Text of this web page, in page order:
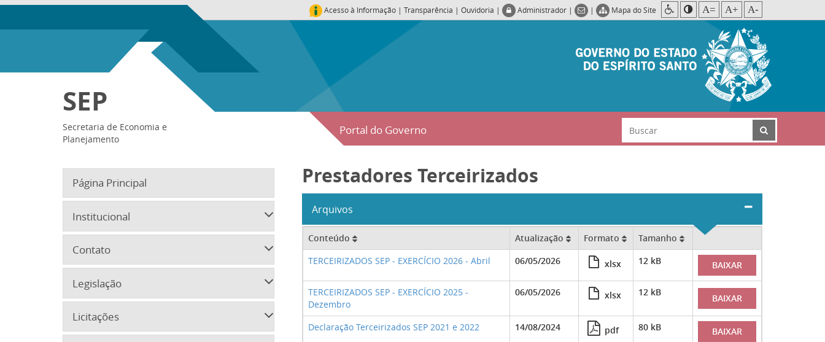
Acesso à Informação | Transparência | Ouvidoria | Administrador | | Mapa do Site A= A+ A-
Portal do Governo
SEP
Secretaria de Economia e
Planejamento
Página Principal
Institucional
Contato
Legislação
Licitações
Prestadores Terceirizados
Arquivos
Conteúdo Atualização Formato
Tamanho
TERCEIRIZADOS SEP - EXERCÍCIO 2026 - Abril
06/05/2026 xlsx 12 kB BAIXAR
TERCEIRIZADOS SEP - EXERCÍCIO 2025 -
Dezembro
06/05/2026 xlsx 12 kB
BAIXAR
Declaração Terceirizados SEP 2021 e 2022 14/08/2024 pdf 80 kB BAIXAR